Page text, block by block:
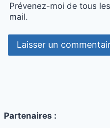
Prévenez-moi de tous
mail.
Partenaires :